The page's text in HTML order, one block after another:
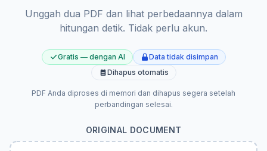
Unggah dua PDF dan lihat perbedaannya dalam
hitungan detik. Tidak perlu akun.
Gratis — dengan AI
Data tidak disimpan
Dihapus otomatis
PDF Anda diproses di memori dan dihapus segera setelah
perbandingan selesai.
ORIGINAL DOCUMENT